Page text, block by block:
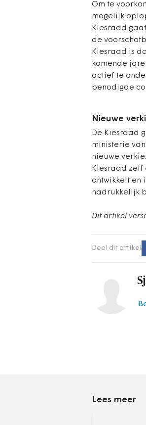
Om te
mogelijk
Kiesraad
de
Kiesraad is
komende
actief te
benodigde
Nieuwe
De Kiesraad
ministerie
nieuwe
Kiesraad zelf
ontwikkelt en
nadrukkelijk
Dit artikel
Deel dit artikel
Lees meer